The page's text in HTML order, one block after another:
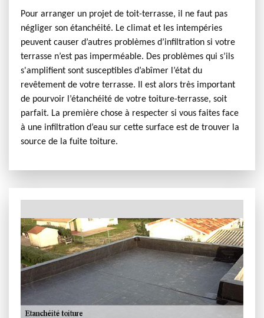
Pour arranger un projet de toit-terrasse, il ne faut pas
négliger son étanchéité. Le climat et les intempéries
peuvent causer d’autres problèmes d’infiltration si votre
terrasse n’est pas imperméable. Des problèmes qui s’ils
s'amplifient sont susceptibles d’abîmer l’état du
revêtement de votre terrasse. Il est alors très important
de pourvoir l’étanchéité de votre toiture-terrasse, soit
parfait. La première chose à respecter si vous faites face
à une infiltration d’eau sur cette surface est de trouver la
source de la fuite toiture.